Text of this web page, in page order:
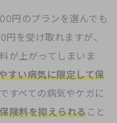
円のプランを選んでも
を受け取れますが、
が上がってしまいま
すい病気に限定して保
すべての病気やケガに
保険料を抑えられること